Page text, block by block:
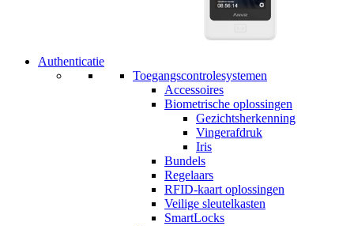
Authenticatie
Toegangscontrolesystemen
Accessoires
Biometrische oplossingen
Gezichtsherkenning
Vingerafdruk
Iris
Bundels
Regelaars
RFID-kaart oplossingen
Veilige sleutelkasten
SmartLocks